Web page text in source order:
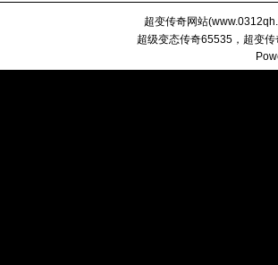
超变传奇网站(
超级变态传奇65535，超变